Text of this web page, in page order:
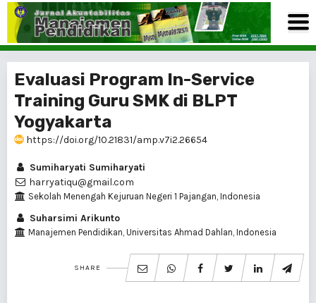
Evaluasi Program In-Service
Training Guru SMK di BLPT
Yogyakarta
https://doi.org/10.21831/amp.v7i2.26654
Sumiharyati Sumiharyati
harryatiqu@gmail.com
Sekolah Menengah Kejuruan Negeri 1 Pajangan, Indonesia
Suharsimi Arikunto
Manajemen Pendidikan, Universitas Ahmad Dahlan, Indonesia
SHARE